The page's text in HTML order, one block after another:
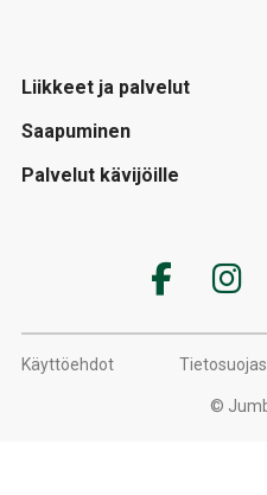
Liikkeet ja palvelut
Saapuminen
Palvelut kävijöille
©
Käyttöehdot